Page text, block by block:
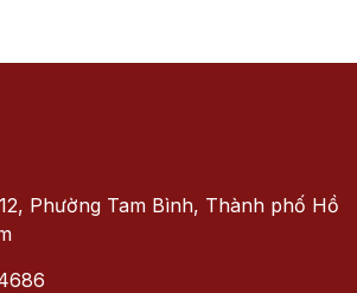
Phường Tam Bình, Thành phố Hồ